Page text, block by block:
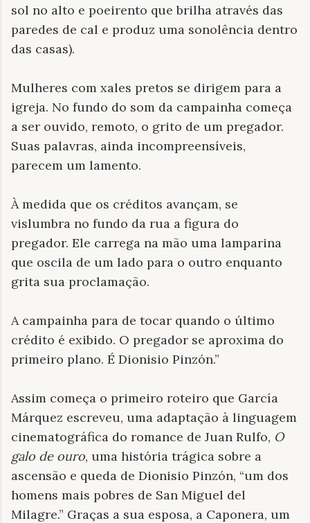
sol no alto e poeirento que brilha através das
paredes de cal e produz uma sonolência dentro
das casas).
Mulheres com xales pretos se dirigem para a
igreja. No fundo do som da campainha começa
a ser ouvido, remoto, o grito de um pregador.
Suas palavras, ainda incompreensíveis,
parecem um lamento.
À medida que os créditos avançam, se
vislumbra no fundo da rua a figura do
pregador. Ele carrega na mão uma lamparina
que oscila de um lado para o outro enquanto
grita sua proclamação.
A campainha para de tocar quando o último
crédito é exibido. O pregador se aproxima do
primeiro plano. É Dionisio Pinzón.”
Assim começa o primeiro roteiro que García
Márquez escreveu, uma adaptação à linguagem
cinematográfica do romance de Juan Rulfo, O
galo de ouro, uma história trágica sobre a
ascensão e queda de Dionisio Pinzón, “um dos
homens mais pobres de San Miguel del
Milagre.” Graças a sua esposa, a Caponera, um